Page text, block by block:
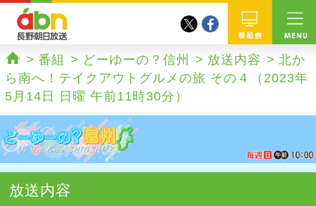
番組
twitterfacebook
ホーム
番組 どーゆーの？信州 放送内容
北か
ら南へ！テイクアウトグルメの旅 その４（2023年
5月14日 日曜 午前11時30分）
放送内容